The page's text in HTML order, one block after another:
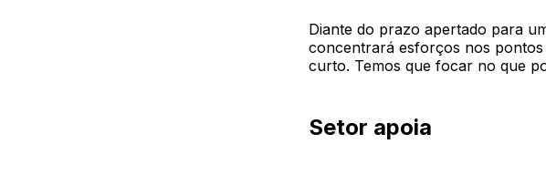
Diante do prazo apertado para
concentrará esforços nos
curto. Temos que focar no que
Setor apoia